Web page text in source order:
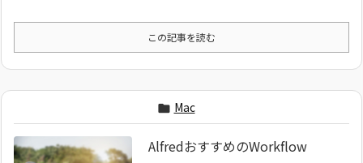
この記事を読む
 Mac
AlfredおすすめのWorkflow